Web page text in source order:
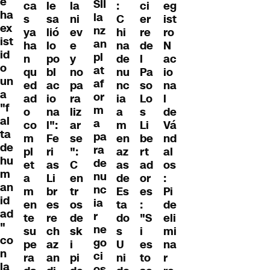
ha
ex
ist
id
o
un
a
"f
al
ta
de
hu
m
an
id
ad
"
co
n
ca
s
ya
ha
n
qu
ed
ad
o
co
m
pl
et
a
m
en
te
su
pe
ra
le
sa
lió
lo
po
bl
ac
io
na
l":
Fe
ri
as
Li
br
es
re
ch
az
an
la
ni
ev
e
y
no
pa
ra
liz
ar
se
":
C
en
tr
os
de
sk
i
pi
SII
la
nz
an
pl
at
af
or
m
a
pa
ra
de
nu
nc
ia
r
ne
go
ci
:
C
hi
na
de
nu
nc
ia
a
m
en
az
as
de
Es
ta
do
s
U
ni
ci
er
re
de
l
Pa
so
Lo
s
Li
be
rt
ad
or
es
:
"S
i
es
to
eg
ist
ro
N
ac
io
na
l
de
Vá
nd
al
os
:
Pi
de
eli
mi
na
r